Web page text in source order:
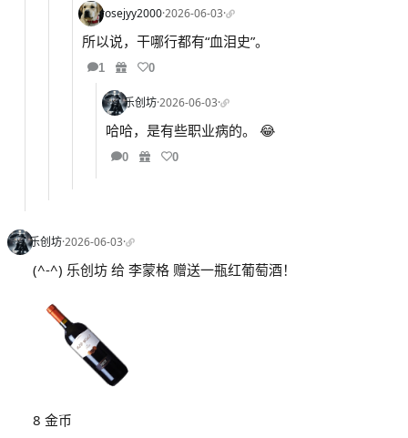
rosejyy2000·2026-06-03·
所以说，干哪行都有“血泪史”。
1 0
乐创坊·2026-06-03·
哈哈，是有些职业病的。 😂
0 0
乐创坊·2026-06-03·
(^-^) 乐创坊 给 李蒙格 赠送一瓶红葡萄酒！
8 金币